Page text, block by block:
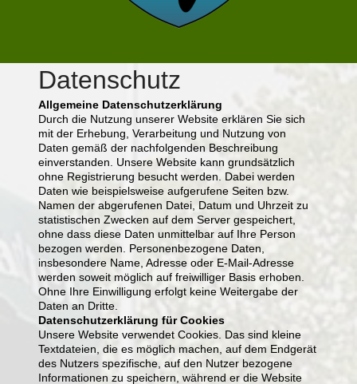
Datenschutz
Allgemeine Datenschutzerklärung
Durch die Nutzung unserer Website erklären Sie sich
mit der Erhebung, Verarbeitung und Nutzung von
Daten gemäß der nachfolgenden Beschreibung
einverstanden. Unsere Website kann grundsätzlich
ohne Registrierung besucht werden. Dabei werden
Daten wie beispielsweise aufgerufene Seiten bzw.
Namen der abgerufenen Datei, Datum und Uhrzeit zu
statistischen Zwecken auf dem Server gespeichert,
ohne dass diese Daten unmittelbar auf Ihre Person
bezogen werden. Personenbezogene Daten,
insbesondere Name, Adresse oder E-Mail-Adresse
werden soweit möglich auf freiwilliger Basis erhoben.
Ohne Ihre Einwilligung erfolgt keine Weitergabe der
Daten an Dritte.
Datenschutzerklärung für Cookies
Unsere Website verwendet Cookies. Das sind kleine
Textdateien, die es möglich machen, auf dem Endgerät
des Nutzers spezifische, auf den Nutzer bezogene
Informationen zu speichern, während er die Website